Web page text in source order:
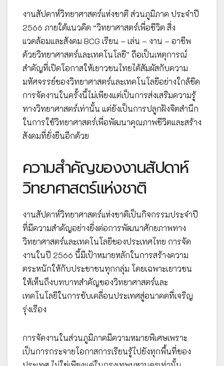
งานสัปดาห์วิทยาศาสตร์แห่งชาติ ส่วนภูมิภาค ประจำปี
2566 ภายใต้แนวคิด “วิทยาศาสตร์เพื่อชีวิต สิ่ง
แวดล้อมและสังคม BCG เรียน – เล่น – งาน – อาชีพ
ด้วยวิทยาศาสตร์และเทคโนโลยี” ถือเป็นเหตุการณ์
สำคัญที่เปิดโอกาสให้เยาวชนไทยได้สัมผัสกับความ
มหัศจรรย์ของวิทยาศาสตร์และเทคโนโลยีอย่างใกล้ชิด
การจัดงานในครั้งนี้ไม่เพียงแต่เป็นการส่งเสริมความรู้
ทางวิทยาศาสตร์เท่านั้น แต่ยังเป็นการปลูกฝังจิตสำนึก
ในการใช้วิทยาศาสตร์เพื่อพัฒนาคุณภาพชีวิตและสร้าง
สังคมที่ยั่งยืนอีกด้วย
ความสำคัญของงานสัปดาห์
วิทยาศาสตร์แห่งชาติ
งานสัปดาห์วิทยาศาสตร์แห่งชาติเป็นกิจกรรมประจำปี
ที่มีความสำคัญอย่างยิ่งต่อการพัฒนาศักยภาพทาง
วิทยาศาสตร์และเทคโนโลยีของประเทศไทย การจัด
งานในปี 2566 นี้มีเป้าหมายหลักในการสร้างความ
ตระหนักให้กับประชาชนทุกกลุ่ม โดยเฉพาะเยาวชน
ให้เห็นถึงบทบาทสำคัญของวิทยาศาสตร์และ
เทคโนโลยีในการขับเคลื่อนประเทศสู่อนาคตที่เจริญ
รุ่งเรือง
การจัดงานในส่วนภูมิภาคมีความหมายพิเศษเพราะ
เป็นการกระจายโอกาสการเรียนรู้ไปยังทุกพื้นที่ของ